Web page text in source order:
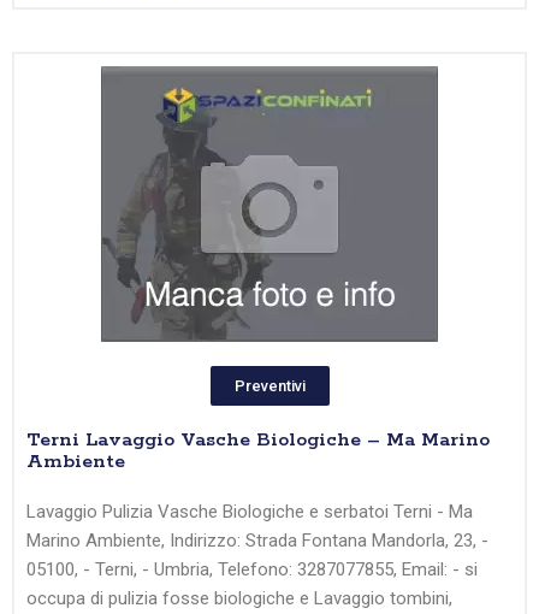
Preventivi
Terni Lavaggio Vasche Biologiche – Ma Marino
Ambiente
Lavaggio Pulizia Vasche Biologiche e serbatoi Terni - Ma
Marino Ambiente, Indirizzo: Strada Fontana Mandorla, 23, -
05100, - Terni, - Umbria, Telefono: 3287077855, Email: - si
occupa di pulizia fosse biologiche e Lavaggio tombini,